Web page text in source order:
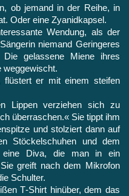
ob jemand in der Reihe, in
Oder eine Zyanidkapsel.
Wendung, als der
niemand Geringeres
gelassene Miene ihres
weggewischt.
er mit einem steifen
Lippen verziehen sich zu
überraschen.« Sie tippt ihm
und stolziert dann auf
Stöckelschuhen und dem
eine Diva, die man in ein
greift nach dem Mikrofon
Schulter.
T‑Shirt hinüber, dem das